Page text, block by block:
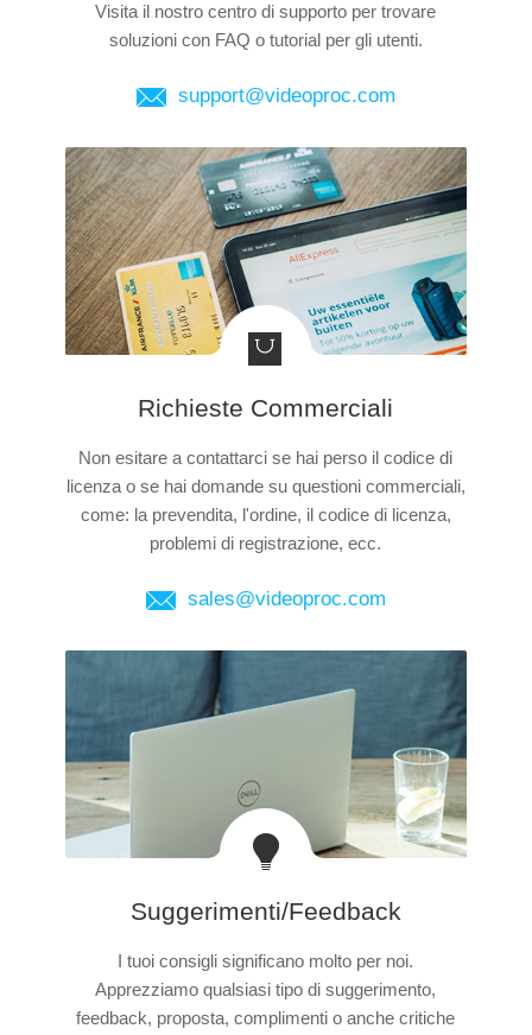
Visita il nostro centro di supporto per trovare
soluzioni con FAQ o tutorial per gli utenti.
support@videoproc.com
Richieste Commerciali
Non esitare a contattarci se hai perso il codice di
licenza o se hai domande su questioni commerciali,
come: la prevendita, l'ordine, il codice di licenza,
problemi di registrazione, ecc.
sales@videoproc.com
Suggerimenti/Feedback
I tuoi consigli significano molto per noi.
Apprezziamo qualsiasi tipo di suggerimento,
feedback, proposta, complimenti o anche critiche